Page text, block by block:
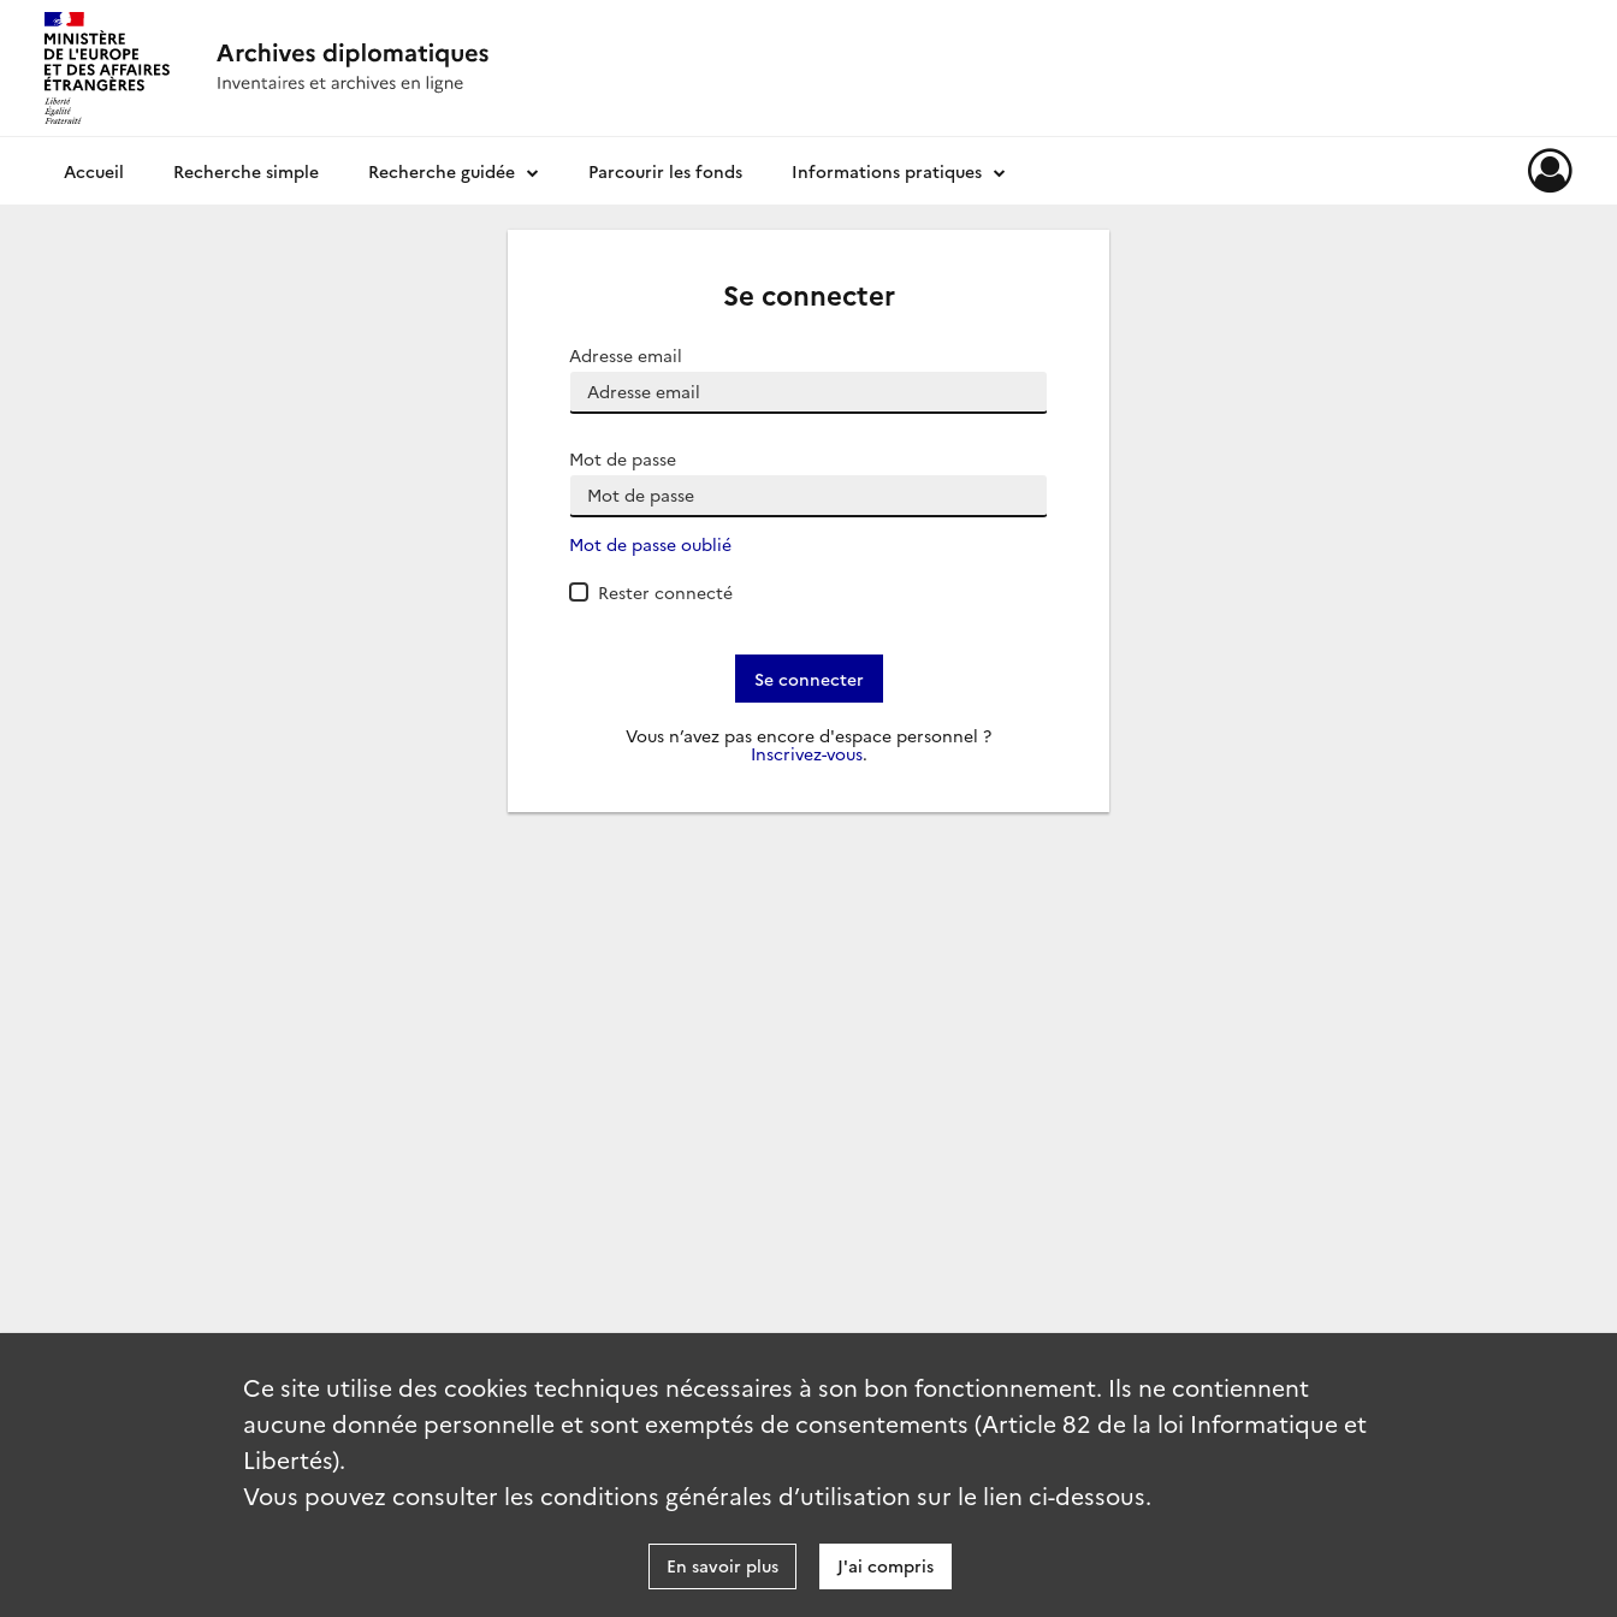
Archives diplomatiquesRecherche simple Recherche guidée Parcourir les fonds Informations pratiques
Se connecter
Adresse email
Mot de passe
Mot de passe oublié
Rester connecté
Se connecter
Vous n’avez pas encore d'espace personnel ?
Inscrivez-vous.
Ce site utilise des cookies techniques nécessaires à son bon fonctionnement. Ils ne contiennent
aucune donnée personnelle et sont exemptés de consentements (Article 82 de la loi Informatique et
Libertés).
Vous pouvez consulter les conditions générales d’utilisation sur le lien ci-dessous.
En savoir plus J'ai compris